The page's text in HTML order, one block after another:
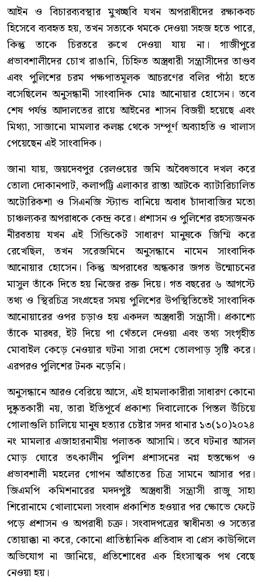
আইন ও বিচারব্যবস্থার মুখচ্ছবি যখন অপরাধীদের রক্ষাকবচ
হিসেবে ব্যবহৃত হয়, তখন সত্যকে থমকে দেওয়া সহজ হতে পারে,
কিন্তু তাকে চিরতরে রুখে দেওয়া যায় না। গাজীপুরে
প্রভাবশালীদের চোখ রাঙানি, চিহ্নিত অস্ত্রধারী সন্ত্রাসীদের তাণ্ডব
এবং পুলিশের চরম পক্ষপাতমূলক আচরণের বলির পাঁঠা হতে
বসেছিলেন অনুসন্ধানী সাংবাদিক মোঃ আনোয়ার হোসেন। তবে
শেষ পর্যন্ত আদালতের রায়ে আইনের শাসন বিজয়ী হয়েছে এবং
মিথ্যা, সাজানো মামলার কলঙ্ক থেকে সম্পূর্ণ অব্যাহতি ও খালাস
পেয়েছেন এই সাংবাদিক।
জানা যায়, জয়দেবপুর রেলওয়ের জমি অবৈধভাবে দখল করে
তোলা দোকানপাট, কলাপট্টি এলাকার রাস্তা আটকে ব্যাটারিচালিত
অটোরিকশা ও সিএনজি স্ট্যান্ড বানিয়ে অবাধ চাঁদাবাজির মতো
চাঞ্চল্যকর অপরাধকে কেন্দ্র করে। প্রশাসন ও পুলিশের রহস্যজনক
নীরবতায় যখন এই সিন্ডিকেট সাধারণ মানুষকে জিম্মি করে
রেখেছিল, তখন সরেজমিনে অনুসন্ধানে নামেন সাংবাদিক
আনোয়ার হোসেন। কিন্তু অপরাধের অন্ধকার জগত উন্মোচনের
মাসুল তাঁকে দিতে হয় নিজের রক্ত দিয়ে। গত বছরের ৬ আগস্টে
তথ্য ও স্থিরচিত্র সংগ্রহের সময় পুলিশের উপস্থিতিতেই সাংবাদিক
আনোয়ারের ওপর চড়াও হয় একদল অস্ত্রধারী সন্ত্রাসী। প্রকাশ্যে
তাঁকে মারধর, ইট দিয়ে পা থেঁতলে দেওয়া এবং তথ্য সংগৃহীত
মোবাইল কেড়ে নেওয়ার ঘটনা সারা দেশে তোলপাড় সৃষ্টি করে।
এরপরও পুলিশের টনক নড়েনি।
অনুসন্ধানে আরও বেরিয়ে আসে, এই হামলাকারীরা সাধারণ কোনো
দুষ্কৃতকারী নয়, তারা ইতিপূর্বে প্রকাশ্য দিবালোকে পিস্তল উঁচিয়ে
গোলাগুলি চালিয়ে মানুষ হত্যার চেষ্টার সদর থানার ১৩(১০)২০২৪
নং মামলার এজাহারনামীয় পলাতক আসামি। তবে ঘটনার আসল
মোড় ঘোরে তৎকালীন পুলিশ প্রশাসনের নগ্ন হস্তক্ষেপ ও
প্রভাবশালী মহলের গোপন আঁতাতের চিত্র সামনে আসার পর।
জিএমপি কমিশনারের মদদপুষ্ট অস্ত্রধারী সন্ত্রাসী রাজু সাহা
শিরোনামে খোলামেলা সংবাদ প্রকাশিত হওয়ার পর ক্ষোভে ফেটে
পড়ে প্রশাসন ও অপরাধী চক্র। সংবাদপত্রের স্বাধীনতা ও সত্যের
তোয়াক্কা না করে, কোনো প্রাতিষ্ঠানিক প্রতিবাদ বা প্রেস কাউন্সিলে
অভিযোগ না জানিয়ে, প্রতিশোধের এক হিংসাত্মক পথ বেছে
নেওয়া হয়।